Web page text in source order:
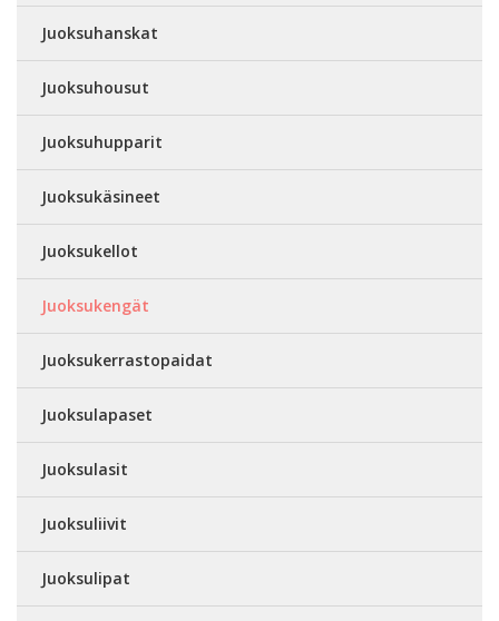
Juoksuhanskat
Juoksuhousut
Juoksuhupparit
Juoksukäsineet
Juoksukellot
Juoksukengät
Juoksukerrastopaidat
Juoksulapaset
Juoksulasit
Juoksuliivit
Juoksulipat